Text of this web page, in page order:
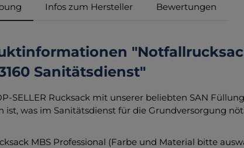
Infos zum Hersteller Bewertungen
Sanitätsdienst"
SELLER Rucksack mit unserer beliebten SAN
ist, was im Sanitätsdienst für die Grundversorgung
MBS Professional (Farbe und Material bitte